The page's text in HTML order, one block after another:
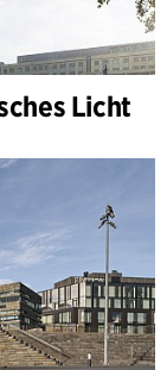
Licht